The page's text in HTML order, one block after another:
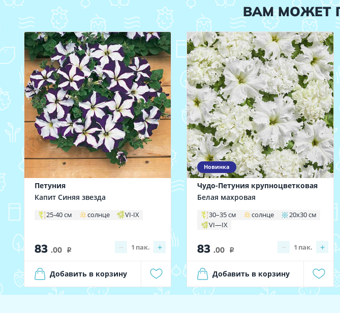
ВАМ МОЖЕТ
Петуния
Капит Синяя звезда
25-40 см солнце VI-IX
83 .00 i − +
1 пак.
Добавить в корзину
Новинка
Чудо-Петуния крупноцветковая
Белая махровая
30–35 см солнце
20х30 см
VI—IX
83 .00 i − +
1 пак.
Добавить в корзину